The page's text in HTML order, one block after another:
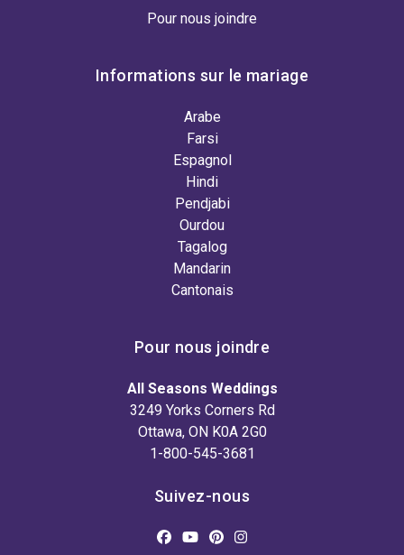
Pour nous joindre
Informations sur le mariage
Arabe
Farsi
Espagnol
Hindi
Pendjabi
Ourdou
Tagalog
Mandarin
Cantonais
Pour nous joindre
All Seasons Weddings
3249 Yorks Corners Rd
Ottawa, ON K0A 2G0
1-800-545-3681
Suivez-nous